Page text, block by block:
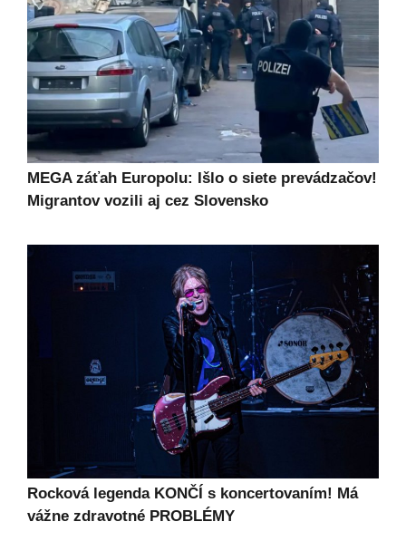
MEGA záťah Europolu: Išlo o siete prevádzačov!
Migrantov vozili aj cez Slovensko
Rocková legenda KONČÍ s koncertovaním! Má
vážne zdravotné PROBLÉMY